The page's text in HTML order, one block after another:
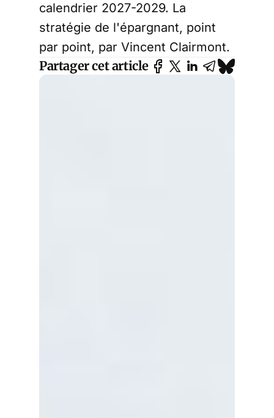
calendrier 2027-2029. La
stratégie de l'épargnant, point
par point, par Vincent Clairmont.
Partager cet article